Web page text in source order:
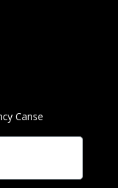
Canse